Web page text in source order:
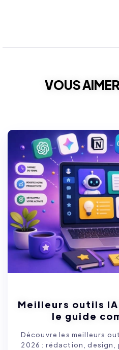
VOUS
Meilleurs outils
le guide
Découvre les meilleurs
2026 : rédaction,